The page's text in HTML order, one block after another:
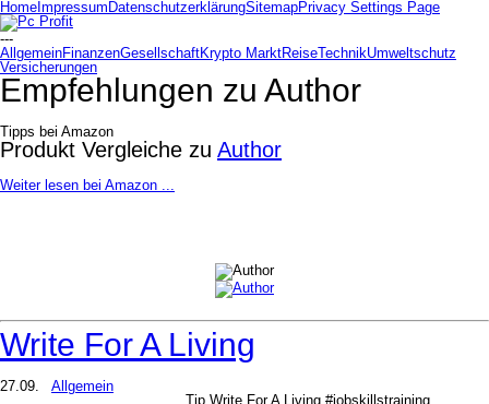
Home Impressum DatenschutzerklärungSitemapPrivacy Settings Page
---
AllgemeinFinanzenGesellschaftKrypto MarktReiseTechnikUmweltschutz
Versicherungen
Empfehlungen zu Author
Tipps bei Amazon
Produkt Vergleiche zu Author
Weiter lesen bei Amazon ...
Write For A Living
27.09.
Allgemein
Tip Write For A Living #jobskillstraining